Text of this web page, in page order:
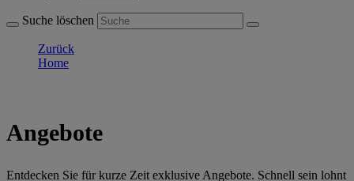
Suche löschen
Zurück
Home
Angebote
Entdecken Sie für kurze Zeit exklusive Angebote. Schnell sein lohnt